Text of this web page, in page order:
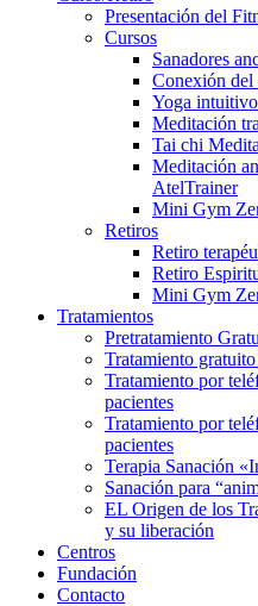
Presentación del
Cursos
Sanadores
Conexión del
Yoga
Meditación
Tai chi
Meditación
AtelTrainer
Mini Gym
Retiros
Retiro
Retiro
Mini Gym
Tratamientos
Pretratamiento
Tratamiento
Tratamiento por
pacientes
Tratamiento por
pacientes
Terapia Sanación
Sanación para
EL Origen de los
y su liberación
Centros
Fundación
Contacto